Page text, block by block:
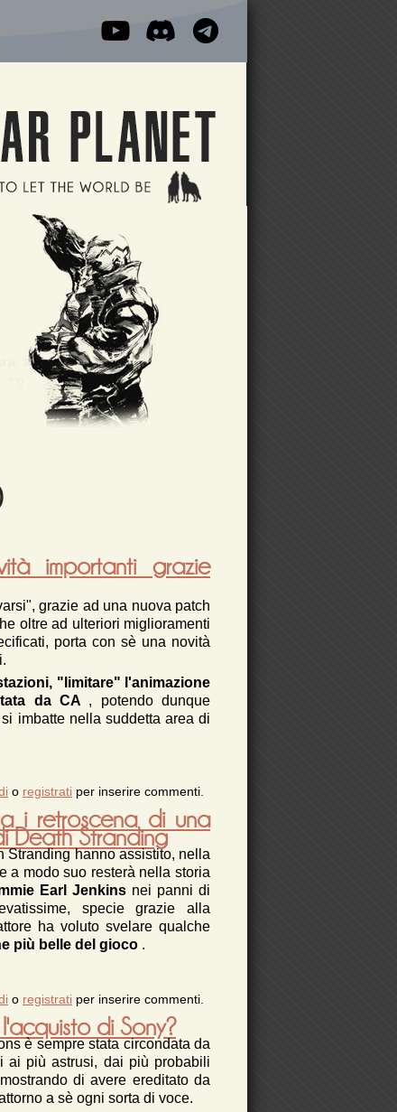
importanti grazie
grazie ad una nuova patch
oltre ad ulteriori miglioramenti
porta con sè una novità
"limitare" l'animazione
da CA , potendo dunque
imbatte nella suddetta area di
STRANDING: novità importanti grazie
alla patch 1.10
o registrati per inserire commenti.
i retroscena di una
Death Stranding
Stranding hanno assistito, nella
a modo suo resterà nella storia
Earl Jenkins nei panni di
specie grazie alla
ha voluto svelare qualche
più belle del gioco .
Earl Jenkins spiega i retroscena di una
delle scene più iconiche di Death Stranding
o registrati per inserire commenti.
di Sony?
è sempre stata circondata da
ai più astrusi, dai più probabili
di avere ereditato da
a sè ogni sorta di voce.